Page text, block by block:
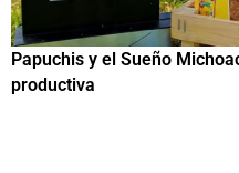
Papuchis y el Sueño
productiva